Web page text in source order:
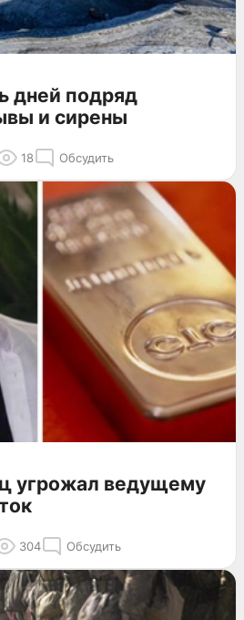
дней подряд
и сирены
18 Обсудить
угрожал ведущему
304 Обсудить